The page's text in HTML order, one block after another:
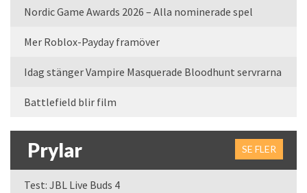
Nordic Game Awards 2026 – Alla nominerade spel
Mer Roblox-Payday framöver
Idag stänger Vampire Masquerade Bloodhunt servrarna
Battlefield blir film
Prylar SE FLER
Test: JBL Live Buds 4